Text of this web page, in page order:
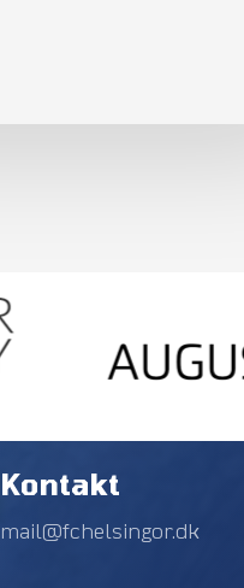
Kontakt
mail@fchelsingor.dk